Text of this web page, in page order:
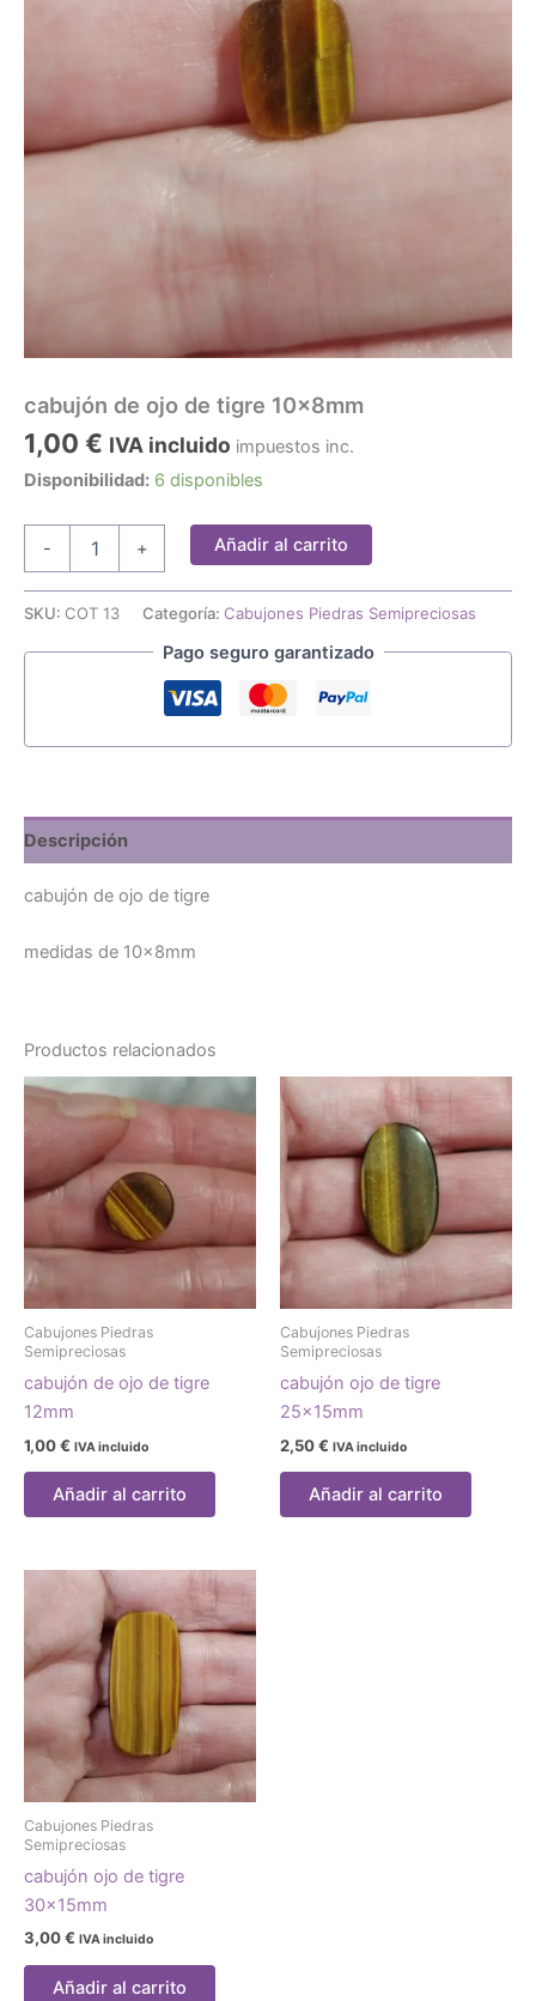
cabujón de ojo de tigre 10x8mm
1,00 € IVA incluido impuestos inc.
Disponibilidad: 6 disponibles
-
de
10x8mm
+ Añadir al carrito
SKU: COT 13 Categoría: Cabujones Piedras Semipreciosas
Pago seguro garantizado
Descripción
cabujón de ojo de tigre
medidas de 10x8mm
Productos relacionados
Cabujones Piedras
Semipreciosas
cabujón de ojo de tigre
12mm
1,00€ IVA incluido
Añadir al carrito
Cabujones Piedras
Semipreciosas
cabujón ojo de tigre
25x15mm
2,50€ IVA incluido
Añadir al carrito
Cabujones Piedras
Semipreciosas
cabujón ojo de tigre
30x15mm
3,00€ IVA incluido
Añadir al carrito